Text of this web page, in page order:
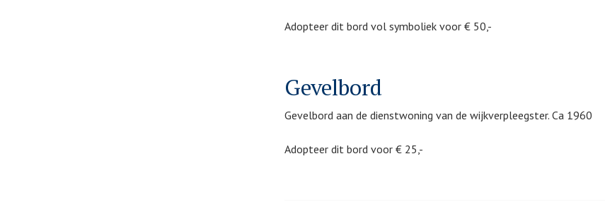
Adopteer dit bord vol symboliek voor € 50,-
Gevelbord
Gevelbord aan de dienstwoning van de wijkverpleegster. Ca 1960
Adopteer dit bord voor € 25,-